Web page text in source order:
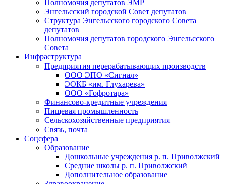
Полномочия депутатов ЭМР
Энгельсский городской Совет депутатов
Структура Энгельсского городского Совета
депутатов
Полномочия депутатов городского Энгельсского
Совета
Инфраструктура
Предприятия перерабатывающих производств
ООО ЭПО «Сигнал»
ЭОКБ «им. Глухарева»
ООО «Гофротара»
Финансово-кредитные учреждения
Пищевая промышленность
Сельскохозяйственные предприятия
Связь, почта
Соцсфера
Образование
Дошкольные учреждения р. п. Приволжский
Средние школы р. п. Приволжский
Дополнительное образование